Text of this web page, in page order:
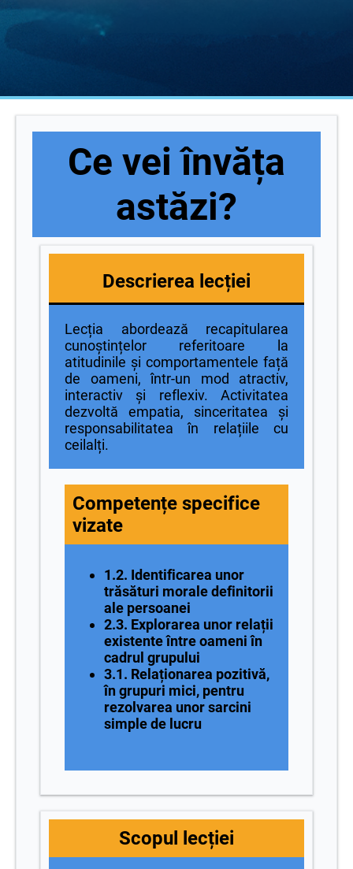
Ce vei învăța
astăzi?
Descrierea lecției
Lecția abordează recapitularea
cunoștințelor referitoare la
atitudinile și comportamentele față
de oameni, într-un mod atractiv,
interactiv și reflexiv. Activitatea
dezvoltă empatia, sinceritatea și
responsabilitatea în relațiile cu
ceilalți.
Competențe specifice
vizate
1.2. Identificarea unor
trăsături morale definitorii
ale persoanei
2.3. Explorarea unor relații
existente între oameni în
cadrul grupului
3.1. Relaționarea pozitivă,
în grupuri mici, pentru
rezolvarea unor sarcini
simple de lucru
Scopul lecției